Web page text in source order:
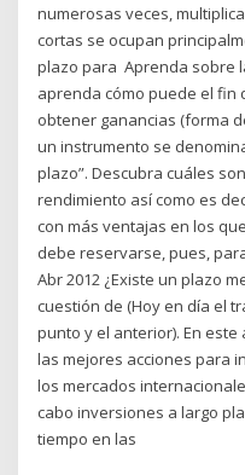
numerosas veces,
cortas se ocupan
plazo para Aprenda sobre
aprenda cómo puede el fin
obtener ganancias (forma
un instrumento se
plazo”. Descubra cuáles
rendimiento así como es
con más ventajas en los
debe reservarse, pues,
Abr 2012 ¿Existe un plazo
cuestión de (Hoy en día el
punto y el anterior). En
las mejores acciones para
los mercados
cabo inversiones a largo
tiempo en las